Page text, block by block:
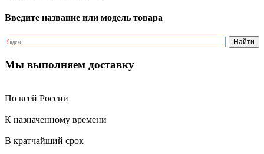
Введите название или модель товара
Мы выполняем доставку
По всей России
К назначенному времени
В кратчайший срок